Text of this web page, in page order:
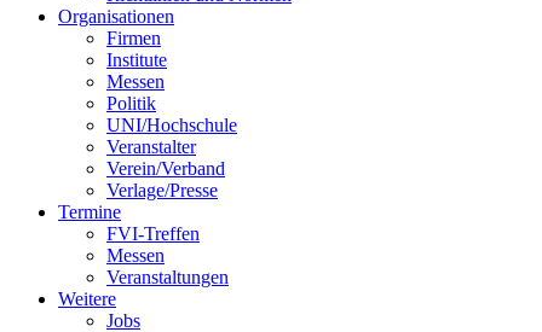
Organisationen
Firmen
Institute
Messen
Politik
UNI/Hochschule
Veranstalter
Verein/Verband
Verlage/Presse
Termine
FVI-Treffen
Messen
Veranstaltungen
Weitere
Jobs